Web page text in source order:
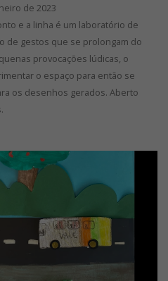
de 2023
e a linha é um laboratório de
de gestos que se prolongam do
provocações lúdicas, o
o espaço para então se
os desenhos gerados. Aberto